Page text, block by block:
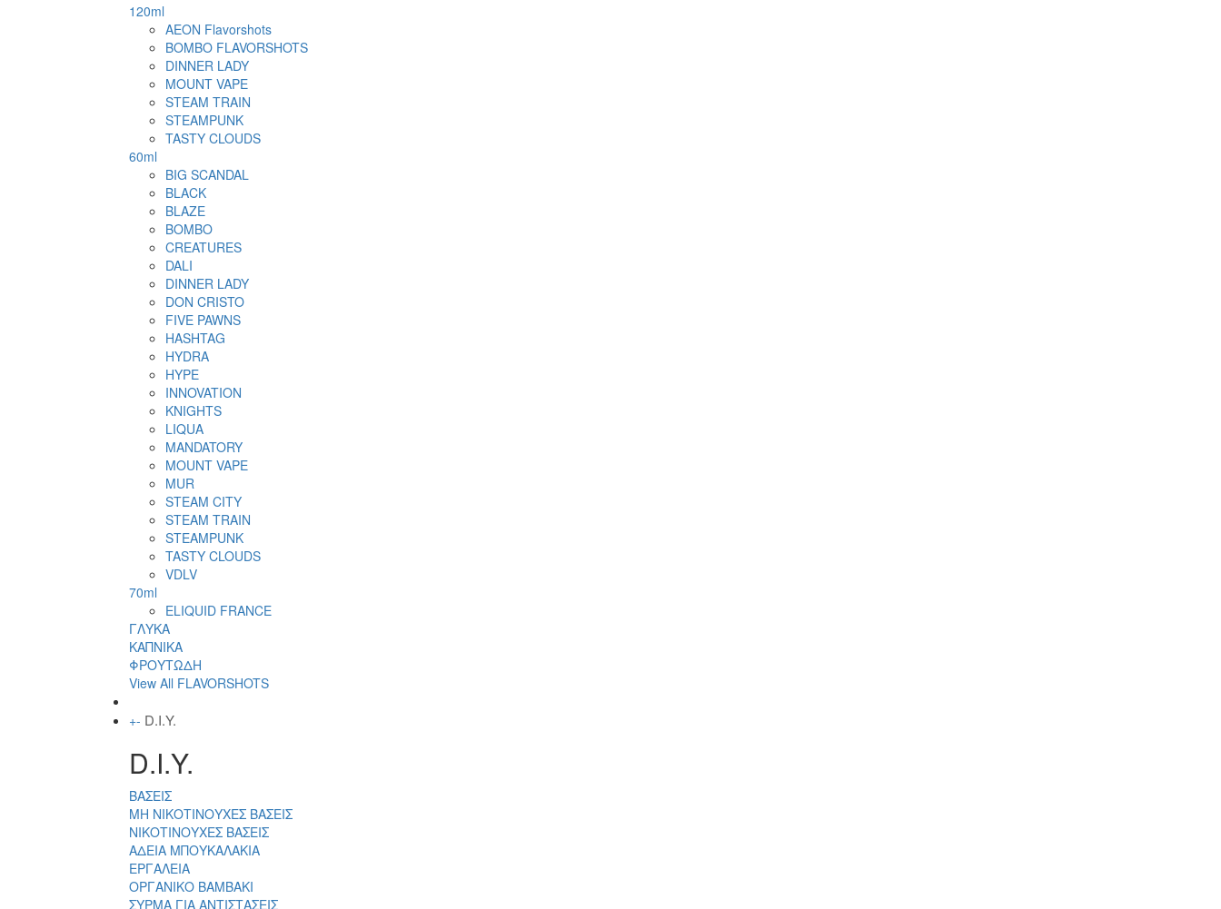
120ml
AEON Flavorshots
BOMBO FLAVORSHOTS
DINNER LADY
MOUNT VAPE
STEAM TRAIN
STEAMPUNK
TASTY CLOUDS
60ml
BIG SCANDAL
BLACK
BLAZE
BOMBO
CREATURES
DALI
DINNER LADY
DON CRISTO
FIVE PAWNS
HASHTAG
HYDRA
HYPE
INNOVATION
KNIGHTS
LIQUA
MANDATORY
MOUNT VAPE
MUR
STEAM CITY
STEAM TRAIN
STEAMPUNK
TASTY CLOUDS
VDLV
70ml
ELIQUID FRANCE
ΓΛΥΚΑ
ΚΑΠΝΙΚΑ
ΦΡΟΥΤΩΔΗ
View All FLAVORSHOTS
+- D.I.Y.
D.I.Y.
ΒΑΣΕΙΣ
ΜΗ ΝΙΚΟΤΙΝΟΥΧΕΣ ΒΑΣΕΙΣ
ΝΙΚΟΤΙΝΟΥΧΕΣ ΒΑΣΕΙΣ
ΑΔΕΙΑ ΜΠΟΥΚΑΛΑΚΙΑ
ΕΡΓΑΛΕΙΑ
ΟΡΓΑΝΙΚΟ ΒΑΜΒΑΚΙ
ΣΥΡΜΑ ΓΙΑ ΑΝΤΙΣΤΑΣΕΙΣ